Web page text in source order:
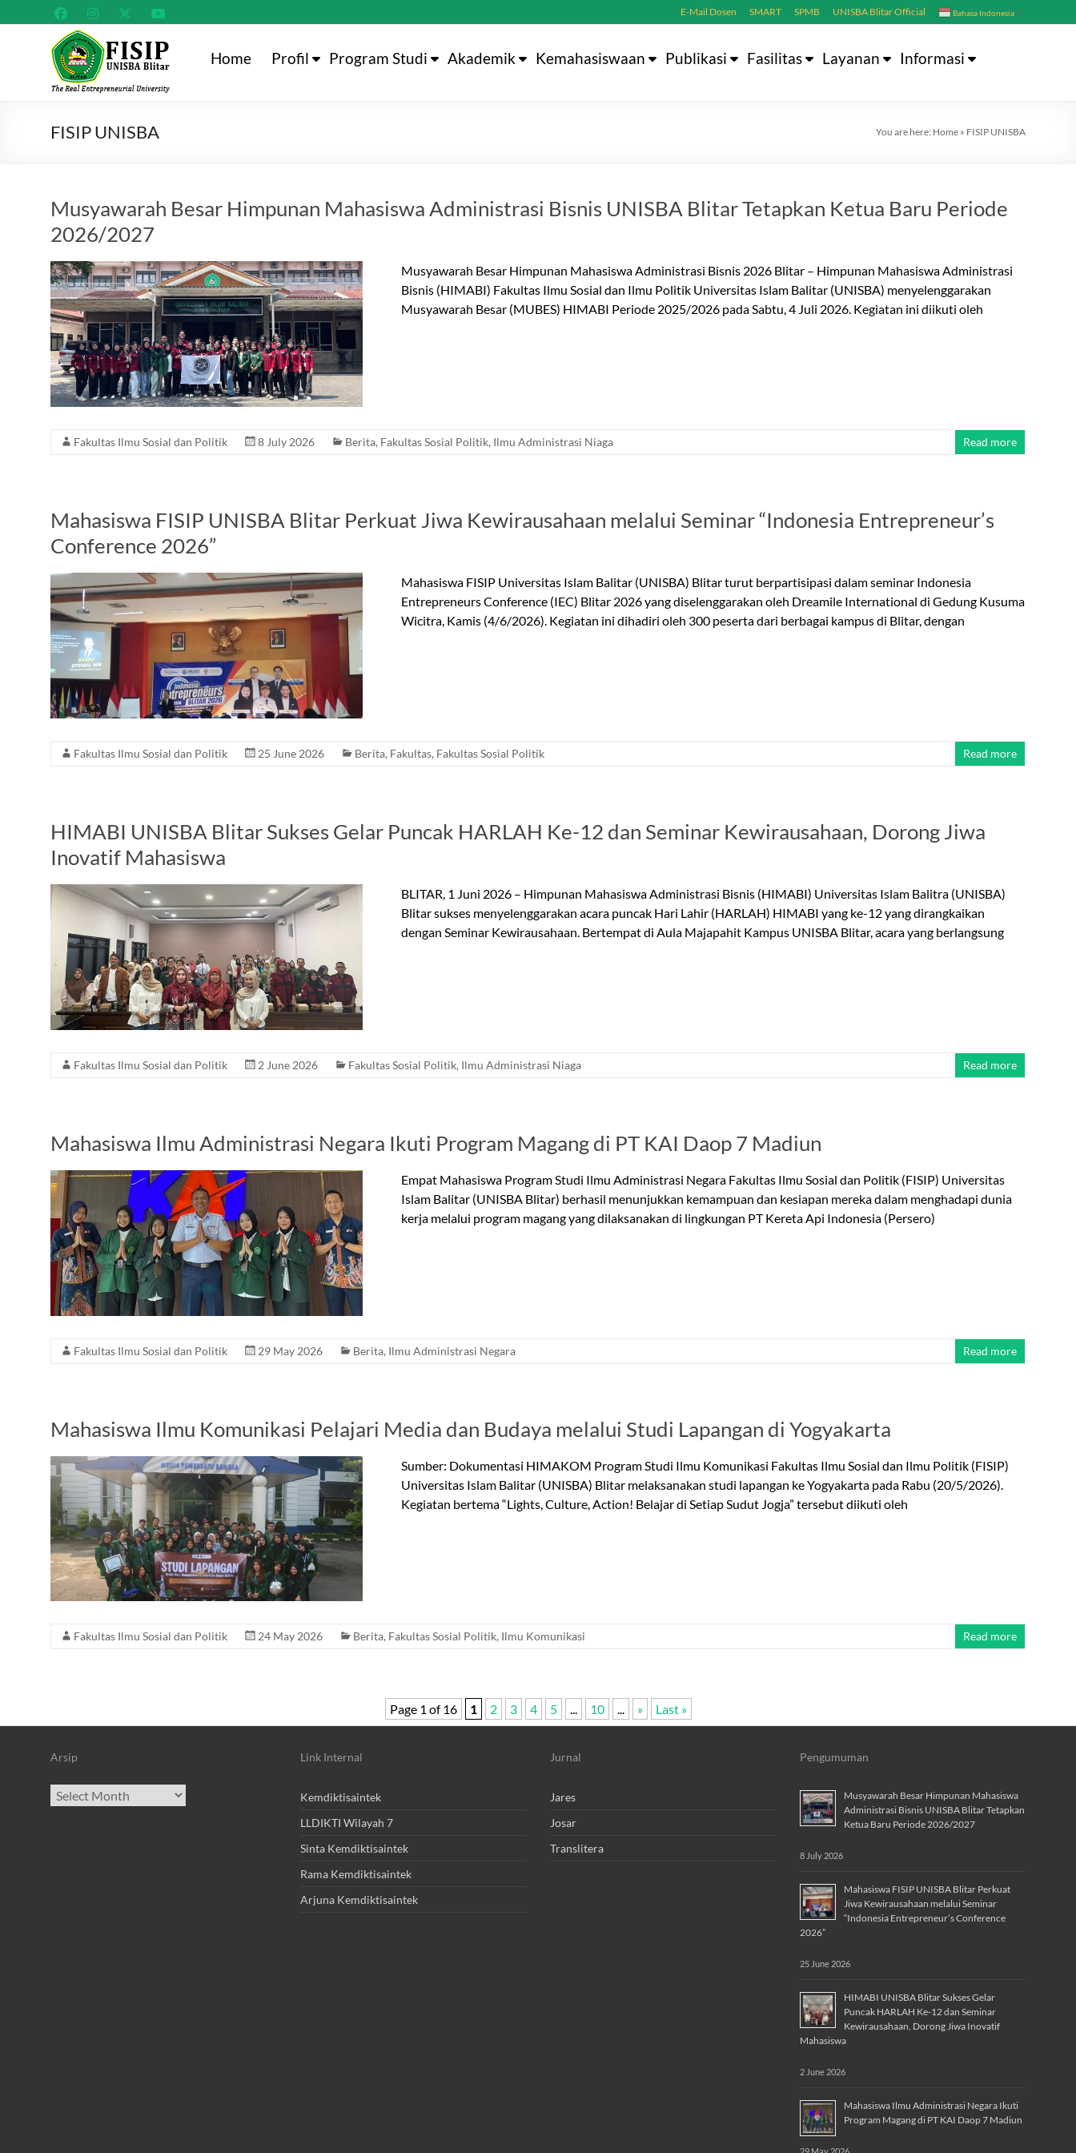
to
E-Mail Dosen SMART SPMB UNISBA Blitar Official Bahasa Indonesia ▼
Fakultas
Ilmu
dan
Universitas
Islam
Balitar
Home Profil Program Studi Akademik Kemahasiswaan Publikasi Fasilitas Layanan Informasi
FISIP UNISBA You are here: Home » FISIP UNISBA
Musyawarah Besar Himpunan Mahasiswa Administrasi Bisnis UNISBA Blitar Tetapkan Ketua Baru Periode
2026/2027
Musyawarah Besar Himpunan Mahasiswa Administrasi Bisnis 2026 Blitar – Himpunan Mahasiswa Administrasi
Bisnis (HIMABI) Fakultas Ilmu Sosial dan Ilmu Politik Universitas Islam Balitar (UNISBA) menyelenggarakan
Musyawarah Besar (MUBES) HIMABI Periode 2025/2026 pada Sabtu, 4 Juli 2026. Kegiatan ini diikuti oleh
Fakultas Ilmu Sosial dan Politik 8 July 2026 Berita, Fakultas Sosial Politik, Ilmu Administrasi Niaga Read more
Mahasiswa FISIP UNISBA Blitar Perkuat Jiwa Kewirausahaan melalui Seminar “Indonesia Entrepreneur’s
Conference 2026”
Mahasiswa FISIP Universitas Islam Balitar (UNISBA) Blitar turut berpartisipasi dalam seminar Indonesia
Entrepreneurs Conference (IEC) Blitar 2026 yang diselenggarakan oleh Dreamile International di Gedung Kusuma
Wicitra, Kamis (4/6/2026). Kegiatan ini dihadiri oleh 300 peserta dari berbagai kampus di Blitar, dengan
Fakultas Ilmu Sosial dan Politik 25 June 2026 Berita, Fakultas, Fakultas Sosial Politik Read more
HIMABI UNISBA Blitar Sukses Gelar Puncak HARLAH Ke-12 dan Seminar Kewirausahaan, Dorong Jiwa
Inovatif Mahasiswa
BLITAR, 1 Juni 2026 – Himpunan Mahasiswa Administrasi Bisnis (HIMABI) Universitas Islam Balitra (UNISBA)
Blitar sukses menyelenggarakan acara puncak Hari Lahir (HARLAH) HIMABI yang ke-12 yang dirangkaikan
dengan Seminar Kewirausahaan. Bertempat di Aula Majapahit Kampus UNISBA Blitar, acara yang berlangsung
Fakultas Ilmu Sosial dan Politik 2 June 2026 Fakultas Sosial Politik, Ilmu Administrasi Niaga Read more
Mahasiswa Ilmu Administrasi Negara Ikuti Program Magang di PT KAI Daop 7 Madiun
Empat Mahasiswa Program Studi Ilmu Administrasi Negara Fakultas Ilmu Sosial dan Politik (FISIP) Universitas
Islam Balitar (UNISBA Blitar) berhasil menunjukkan kemampuan dan kesiapan mereka dalam menghadapi dunia
kerja melalui program magang yang dilaksanakan di lingkungan PT Kereta Api Indonesia (Persero)
Fakultas Ilmu Sosial dan Politik 29 May 2026 Berita, Ilmu Administrasi Negara Read more
Mahasiswa Ilmu Komunikasi Pelajari Media dan Budaya melalui Studi Lapangan di Yogyakarta
Sumber: Dokumentasi HIMAKOM Program Studi Ilmu Komunikasi Fakultas Ilmu Sosial dan Ilmu Politik (FISIP)
Universitas Islam Balitar (UNISBA) Blitar melaksanakan studi lapangan ke Yogyakarta pada Rabu (20/5/2026).
Kegiatan bertema “Lights, Culture, Action! Belajar di Setiap Sudut Jogja” tersebut diikuti oleh
Fakultas Ilmu Sosial dan Politik 24 May 2026 Berita, Fakultas Sosial Politik, Ilmu Komunikasi Read more
Page 1 of 16 1 2 3 4 5 ... 10 ... » Last »
Arsip
Archives
Link Internal
Kemdiktisaintek
LLDIKTI Wilayah 7
Sinta Kemdiktisaintek
Rama Kemdiktisaintek
Arjuna Kemdiktisaintek
Jurnal
Jares
Josar
Translitera
Pengumuman
Musyawarah Besar Himpunan Mahasiswa
Administrasi Bisnis UNISBA Blitar Tetapkan
Ketua Baru Periode 2026/2027
8 July 2026
Mahasiswa FISIP UNISBA Blitar Perkuat
Jiwa Kewirausahaan melalui Seminar
“Indonesia Entrepreneur’s Conference
2026”
25 June 2026
HIMABI UNISBA Blitar Sukses Gelar
Puncak HARLAH Ke-12 dan Seminar
Kewirausahaan, Dorong Jiwa Inovatif
Mahasiswa
2 June 2026
Mahasiswa Ilmu Administrasi Negara Ikuti
Program Magang di PT KAI Daop 7 Madiun